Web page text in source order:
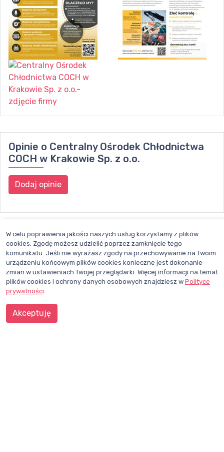
Opinie o Centralny Ośrodek Chłodnictwa
COCH w Krakowie Sp. z o.o.
Dodaj opinie
CHCESZ BYĆ NA BIEŻĄCO?
ZAPISZ SIĘ DO NEWSLETTERA
W celu poprawienia jakości naszych usług korzystamy z plików
cookies. Zgodę możesz udzielić poprzez zamknięcie tego
komunikatu. Jeśli nie wyrażasz zgody na przechowywanie na Twoim
urządzeniu końcowym plików cookies konieczne jest dokonanie
zmian w ustawieniach Twojej przeglądarki. Więcej informacji na temat
plików cookies i ochrony danych osobowych znajdziesz w Polityce
prywatności.
Akceptuję